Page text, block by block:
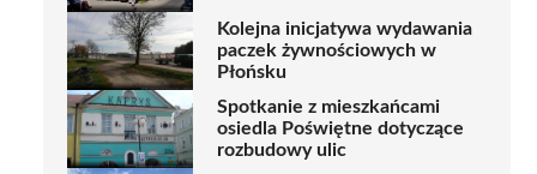
Kolejna inicjatywa wydawania
paczek żywnościowych w
Płońsku
Spotkanie z mieszkańcami
osiedla Poświętne dotyczące
rozbudowy ulic